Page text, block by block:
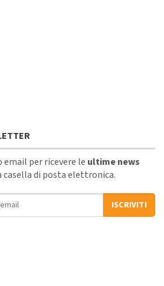
per ricevere le ultime news
di posta elettronica.
ISCRIVITI